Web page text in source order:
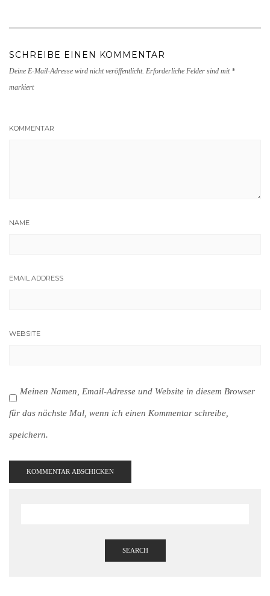
SCHREIBE EINEN KOMMENTAR
Deine E-Mail-Adresse wird nicht veröffentlicht. Erforderliche Felder sind mit *
markiert
KOMMENTAR
NAME
EMAIL ADDRESS
WEBSITE
Meinen Namen, Email-Adresse und Website in diesem Browser
für das nächste Mal, wenn ich einen Kommentar schreibe,
speichern.
SEARCH